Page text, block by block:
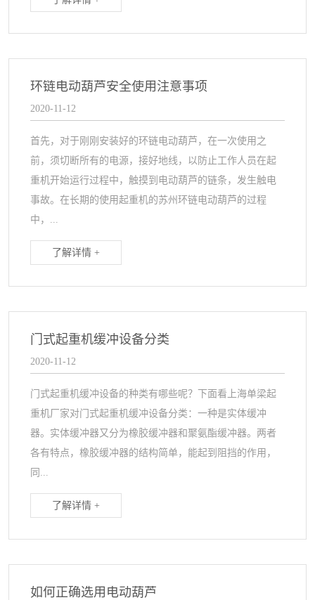
环链电动葫芦安全使用注意事项
2020-11-12
首先，对于刚刚安装好的环链电动葫芦，在一次使用之
前，须切断所有的电源，接好地线，以防止工作人员在起
重机开始运行过程中，触摸到电动葫芦的链条，发生触电
事故。在长期的使用起重机的苏州环链电动葫芦的过程
中，...
了解详情 +
门式起重机缓冲设备分类
2020-11-12
门式起重机缓冲设备的种类有哪些呢？下面看上海单梁起
重机厂家对门式起重机缓冲设备分类：一种是实体缓冲
器。实体缓冲器又分为橡胶缓冲器和聚氨酯缓冲器。两者
各有特点，橡胶缓冲器的结构简单，能起到阻挡的作用，
同...
了解详情 +
如何正确选用电动葫芦